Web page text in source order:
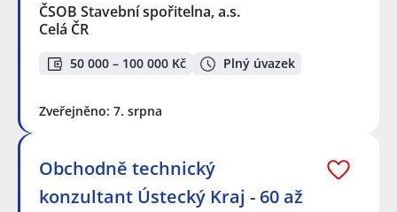
ČSOB Stavební spořitelna, a.s.
Celá ČR
50 000 – 100 000 Kč Plný úvazek
Zveřejněno: 7. srpna
Obchodně technický
konzultant Ústecký Kraj - 60 až